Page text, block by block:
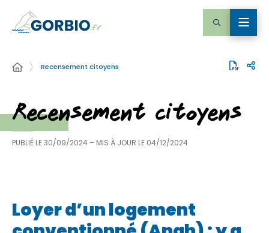
Recensement citoyens
Recensement citoyens
PUBLIÉ LE30/09/2024 – MIS À JOUR LE 04/12/2024
Loyer d’un logement